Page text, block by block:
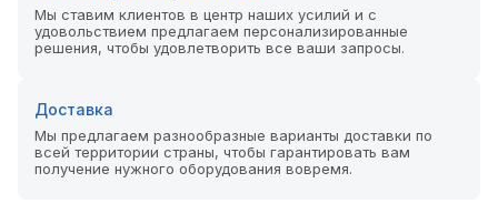
Мы ставим клиентов в центр наших усилий и с
удовольствием предлагаем персонализированные
решения, чтобы удовлетворить все ваши запросы.
Доставка
Мы предлагаем разнообразные варианты доставки по
всей территории страны, чтобы гарантировать вам
получение нужного оборудования вовремя.